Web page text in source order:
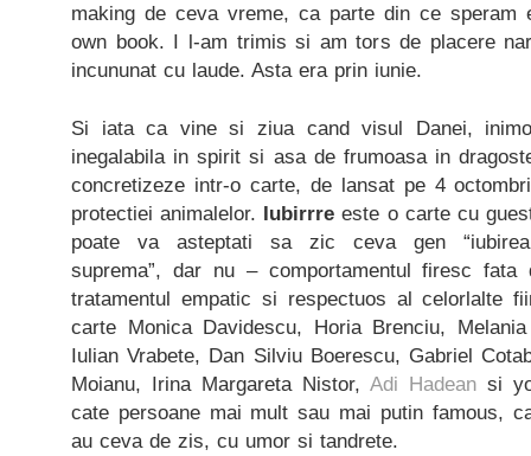
making de ceva vreme, ca parte din ce speram
own book. I l-am trimis si am tors de placere
incununat cu laude. Asta era prin iunie.
Si iata ca vine si ziua cand visul Danei,
inegalabila in spirit si asa de frumoasa in
concretizeze intr-o carte, de lansat pe 4
protectiei animalelor. Iubirrre este o carte cu
poate va asteptati sa zic ceva gen “iubirea
suprema”, dar nu – comportamentul firesc fata
tratamentul empatic si respectuos al celorlalte
carte Monica Davidescu, Horia Brenciu,
Iulian Vrabete, Dan Silviu Boerescu, Gabriel
Moianu, Irina Margareta Nistor, Adi Hadean si
cate persoane mai mult sau mai putin famous,
au ceva de zis, cu umor si tandrete.